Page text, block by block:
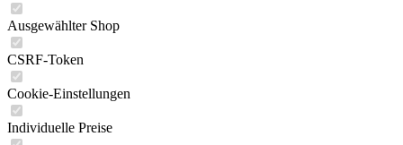
Ausgewählter Shop
CSRF-Token
Cookie-Einstellungen
Individuelle Preise